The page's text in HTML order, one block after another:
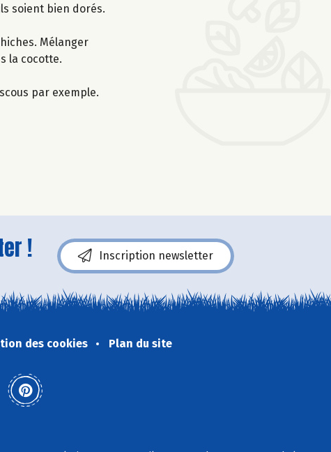
soient bien dorés.
Mélanger
la cocotte.
par exemple.
! Inscription newsletter
des cookies Plan du site